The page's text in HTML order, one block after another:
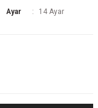
Ayar 14 Ayar